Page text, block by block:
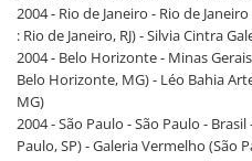
2004 - Rio de Janeiro - Rio de
: Rio de Janeiro, RJ) - Silvia Cintra
2004 - Belo Horizonte - Minas
Belo Horizonte, MG) - Léo Bahia
MG)
2004 - São Paulo - São Paulo -
Paulo, SP) - Galeria Vermelho (São